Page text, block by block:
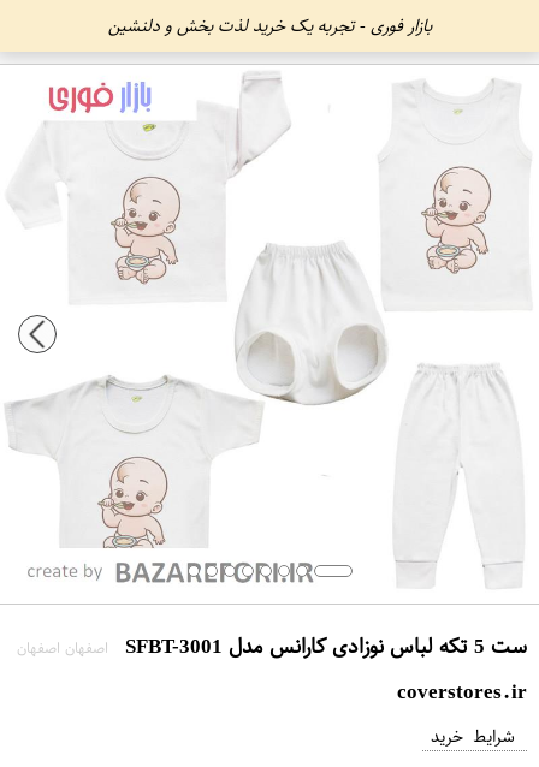
بازار فوری - تجربه یک خرید لذت بخش و دلنشین
ست 5 تکه لباس نوزادی کارانس مدل SFBT-3001 اصفهان اصفهان
coverstores.ir
شرایط خرید